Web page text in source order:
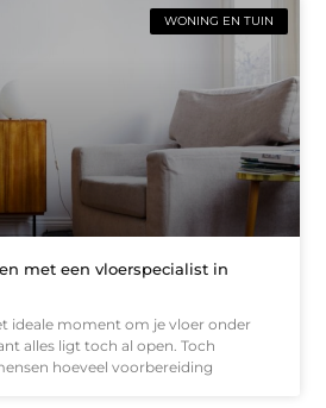
WONING EN TUIN
met een vloerspecialist in
ideale moment om je vloer onder
alles ligt toch al open. Toch
hoeveel voorbereiding